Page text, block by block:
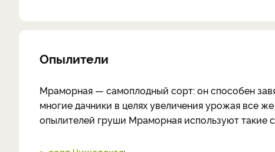
Опылители
Мраморная — самоплодный сорт: он способен
многие дачники в целях увеличения урожая все
опылителей груши Мраморная используют такие